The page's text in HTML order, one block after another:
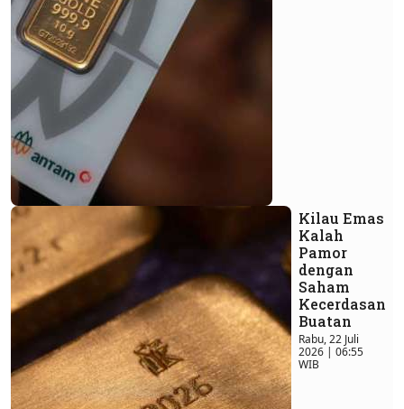
Kilau Emas
Kalah
Pamor
dengan
Saham
Kecerdasan
Buatan
Rabu, 22 Juli
2026 | 06:55
WIB